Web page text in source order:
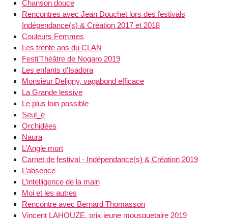
Chanson douce
Rencontres avec Jean Douchet lors des festivals
Indépendance(s) & Création 2017 et 2018
Couleurs Femmes
Les trente ans du CLAN
Festi’Théâtre de Nogaro 2019
Les enfants d’Isadora
Monsieur Deligny, vagabond efficace
La Grande lessive
Le plus loin possible
Seul_e
Orchidées
Naura
L’Angle mort
Carnet de festival - Indépendance(s) & Création 2019
L’absence
L’intelligence de la main
Moi et les autres
Rencontre avec Bernard Thomasson
Vincent LAHOUZE, prix jeune mousquetaire 2019